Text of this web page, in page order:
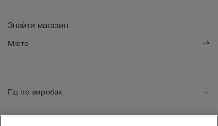
Знайти магазин
Гід по виробах